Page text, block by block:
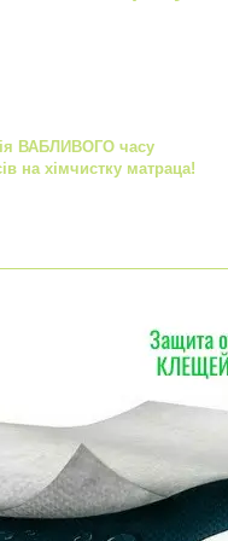
ВАБЛИВОГО часу
на хімчистку матраца!